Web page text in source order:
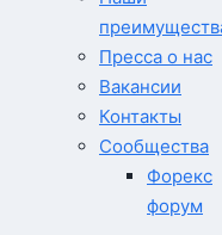
Пресса о нас
Вакансии
Контакты
Сообщества
Форекс
форум